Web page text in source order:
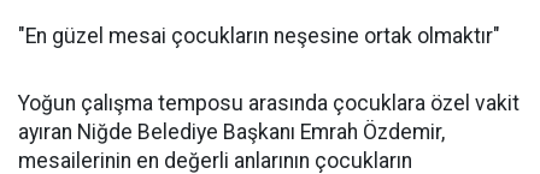
"En güzel mesai çocukların neşesine ortak olmaktır"
Yoğun çalışma temposu arasında çocuklara özel vakit
ayıran Niğde Belediye Başkanı Emrah Özdemir,
mesailerinin en değerli anlarının çocukların